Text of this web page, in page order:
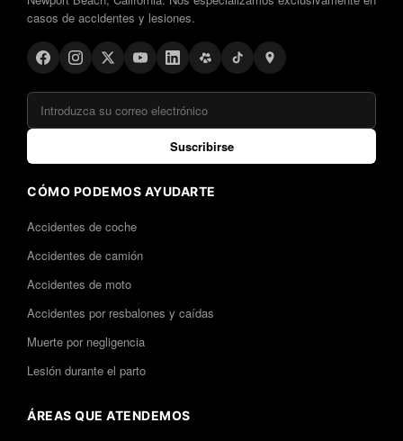
casos de accidentes y lesiones.
Suscribirse
CÓMO PODEMOS AYUDARTE
Accidentes de coche
Accidentes de camión
Accidentes de moto
Accidentes por resbalones y caídas
Muerte por negligencia
Lesión durante el parto
ÁREAS QUE ATENDEMOS